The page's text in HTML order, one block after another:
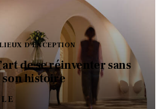
D'EXCEPTION
de se réinventer sans
histoire